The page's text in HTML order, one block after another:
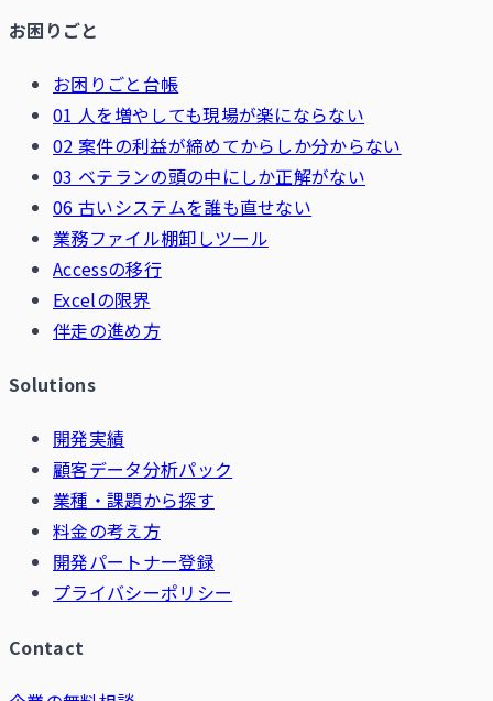
お困りごと
お困りごと台帳
01 人を増やしても現場が楽にならない
02 案件の利益が締めてからしか分からない
03 ベテランの頭の中にしか正解がない
06 古いシステムを誰も直せない
業務ファイル棚卸しツール
Accessの移行
Excelの限界
伴走の進め方
Solutions
開発実績
顧客データ分析パック
業種・課題から探す
料金の考え方
開発パートナー登録
プライバシーポリシー
Contact